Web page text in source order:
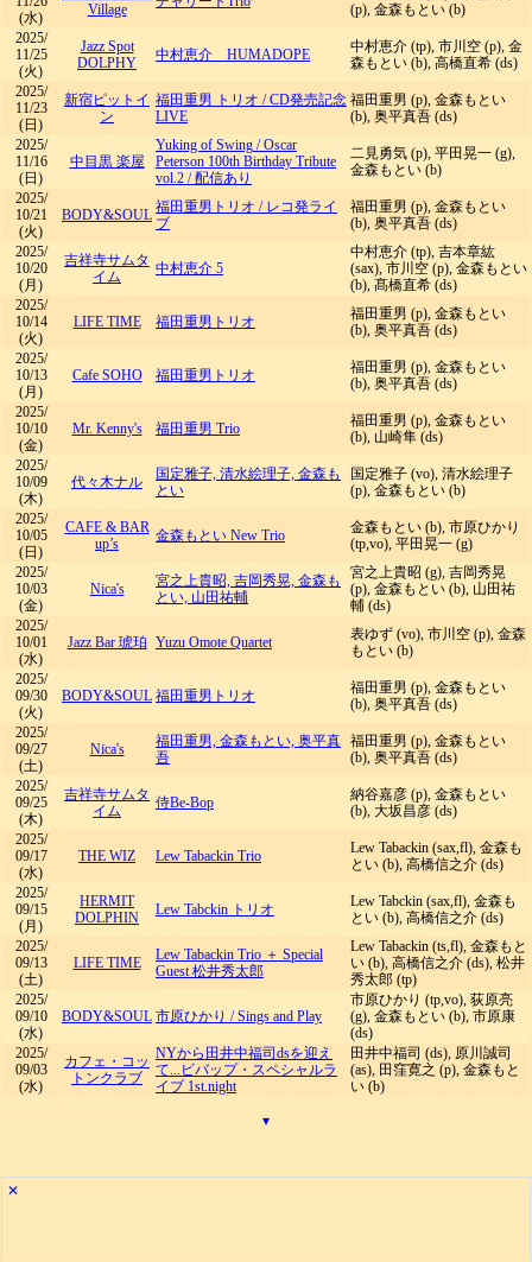
(水)
Village
(p), 金森もとい (b)
2025/
11/25
(火)
Jazz Spot
DOLPHY
中村恵介 HUMADOPE
中村恵介 (tp), 市川空 (p), 金
森もとい (b), 高橋直希 (ds)
2025/
11/23
(日)
新宿ピットイ
ン
福田重男 トリオ /CD発売記念
LIVE
福田重男 (p), 金森もとい
(b), 奥平真吾 (ds)
2025/
11/16
(日)
中目黒 楽屋
Yuking of Swing /Oscar
Peterson 100th Birthday Tribute
vol.2 / 配信あり
二見勇気 (p), 平田晃一 (g),
金森もとい (b)
2025/
10/21
(火)
BODY&SOUL 福田重男トリオ / レコ発ライ
ブ
福田重男 (p), 金森もとい
(b), 奥平真吾 (ds)
2025/
10/20
(月)
吉祥寺サムタ
イム
中村恵介 5
中村恵介 (tp), 吉本章紘
(sax), 市川空 (p), 金森もとい
(b), 髙橋直希 (ds)
2025/
10/14
(火)
LIFE TIME 福田重男トリオ
福田重男 (p), 金森もとい
(b), 奥平真吾 (ds)
2025/
10/13
(月)
Cafe SOHO 福田重男トリオ
福田重男 (p), 金森もとい
(b), 奥平真吾 (ds)
2025/
10/10
(金)
Mr. Kenny's 福田重男 Trio
福田重男 (p), 金森もとい
(b), 山崎隼 (ds)
2025/
10/09
(木)
代々木ナル
国定雅子, 清水絵理子, 金森も
とい
国定雅子 (vo), 清水絵理子
(p), 金森もとい (b)
2025/
10/05
(日)
CAFE & BAR
up’s
金森もとい New Trio
金森もとい (b), 市原ひかり
(tp,vo), 平田晃一 (g)
2025/
10/03
(金)
Nica's
宮之上貴昭, 吉岡秀晃, 金森も
とい, 山田祐輔
宮之上貴昭 (g), 吉岡秀晃
(p), 金森もとい (b), 山田祐
輔 (ds)
2025/
10/01
(水)
Jazz Bar 琥珀 Yuzu Omote Quartet
表ゆず (vo), 市川空 (p), 金森
もとい (b)
2025/
09/30
(火)
BODY&SOUL 福田重男トリオ
福田重男 (p), 金森もとい
(b), 奥平真吾 (ds)
2025/
09/27
(土)
Nica's
福田重男, 金森もとい, 奥平真
吾
福田重男 (p), 金森もとい
(b), 奥平真吾 (ds)
2025/
09/25
(木)
吉祥寺サムタ
イム
侍Be-Bop
納谷嘉彦 (p), 金森もとい
(b), 大坂昌彦 (ds)
2025/
09/17
(水)
THE WIZ Lew Tabackin Trio
Lew Tabackin (sax,fl), 金森も
とい (b), 高橋信之介 (ds)
2025/
09/15
(月)
HERMIT
DOLPHIN
Lew Tabckin トリオ
Lew Tabckin (sax,fl), 金森も
とい (b), 高橋信之介 (ds)
2025/
09/13
(土)
LIFE TIME
Lew Tabackin Trio ＋ Special
Guest 松井秀太郎
Lew Tabackin (ts,fl), 金森もと
い (b), 高橋信之介 (ds), 松井
秀太郎 (tp)
2025/
09/10
(水)
BODY&SOUL 市原ひかり /Sings and Play
市原ひかり (tp,vo), 荻原亮
(g), 金森もとい (b), 市原康
(ds)
2025/
09/03
(水)
カフェ・コッ
トンクラブ
NYから田井中福司dsを迎え
て...ビバップ・スペシャルラ
イブ 1st.night
田井中福司 (ds), 原川誠司
(as), 田窪寛之 (p), 金森もと
い (b)
▾
✕